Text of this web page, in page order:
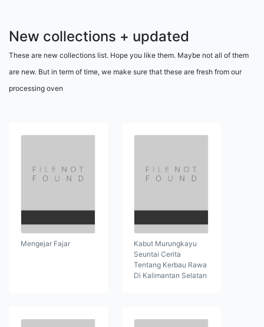
New collections + updated
These are new collections list. Hope you like them. Maybe not all of them
are new. But in term of time, we make sure that these are fresh from our
processing oven
Mengejar Fajar
Kabut Murungkayu
Seuntai Cerita
Tentang Kerbau Rawa
Di Kalimantan Selatan